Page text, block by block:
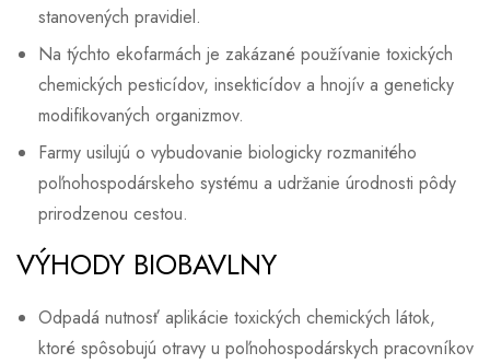
stanovených pravidiel.
Na týchto ekofarmách je zakázané používanie toxických
chemických pesticídov, insekticídov a hnojív a geneticky
modifikovaných organizmov.
Farmy usilujú o vybudovanie biologicky rozmanitého
poľnohospodárskeho systému a udržanie úrodnosti pôdy
prirodzenou cestou.
VÝHODY BIOBAVLNY
Odpadá nutnosť aplikácie toxických chemických látok,
ktoré spôsobujú otravy u poľnohospodárskych pracovníkov